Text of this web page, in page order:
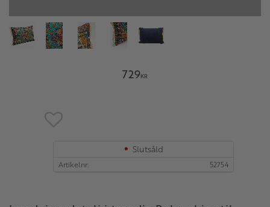
729KR
Lägg till i favoriter
Slutsåld
Artikelnr 52754